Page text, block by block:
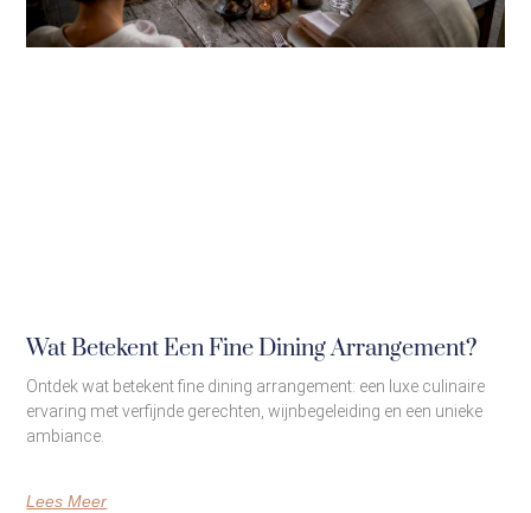
Wat Betekent Een Fine Dining Arrangement?
Ontdek wat betekent fine dining arrangement: een luxe culinaire
ervaring met verfijnde gerechten, wijnbegeleiding en een unieke
ambiance.
Lees Meer